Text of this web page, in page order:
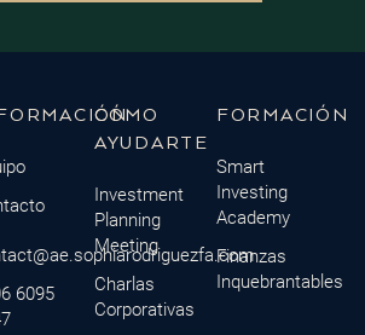
6095
CÓMO
AYUDARTE
Investment
Planning
Meeting
Charlas
Corporativas
FORMACIÓN
Smart
Investing
Academy
Finanzas
Inquebrantables